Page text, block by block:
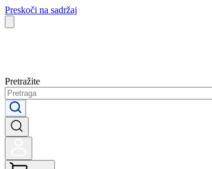
Preskoči na sadržaj
Pretražite